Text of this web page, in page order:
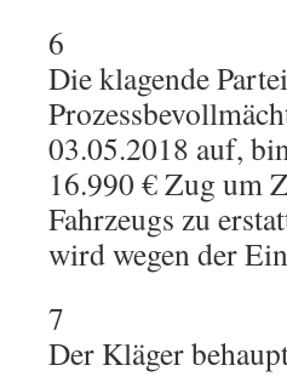
6
Die klagende
03.05.2018 auf,
16.990 € Zug um
Fahrzeugs zu
wird wegen der
7
Der Kläger